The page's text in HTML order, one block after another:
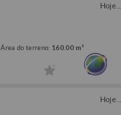
Hoje...
Área do terreno: 160.00 m²
Hoje...